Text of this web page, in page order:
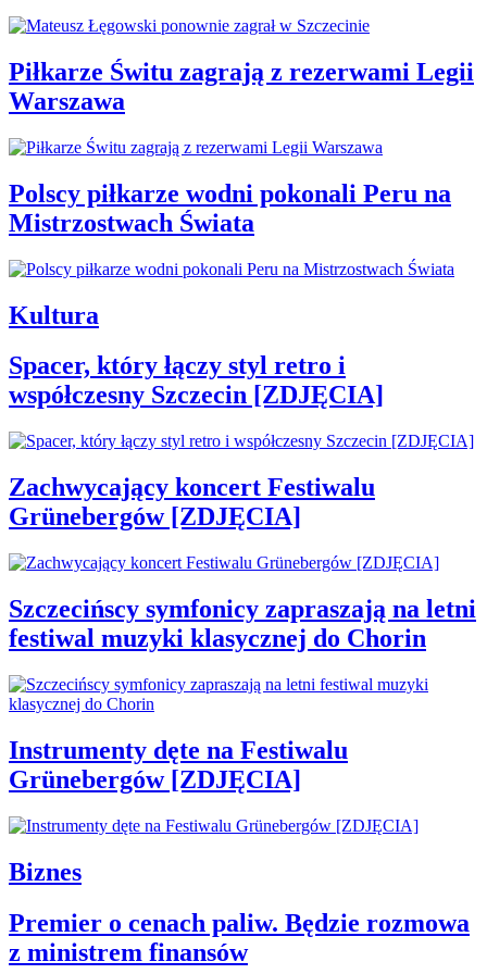
Piłkarze Świtu zagrają z rezerwami Legii
Warszawa
Polscy piłkarze wodni pokonali Peru na
Mistrzostwach Świata
Kultura
Spacer, który łączy styl retro i
współczesny Szczecin [ZDJĘCIA]
Zachwycający koncert Festiwalu
Grünebergów [ZDJĘCIA]
Szczecińscy symfonicy zapraszają na letni
festiwal muzyki klasycznej do Chorin
Instrumenty dęte na Festiwalu
Grünebergów [ZDJĘCIA]
Biznes
Premier o cenach paliw. Będzie rozmowa
z ministrem finansów